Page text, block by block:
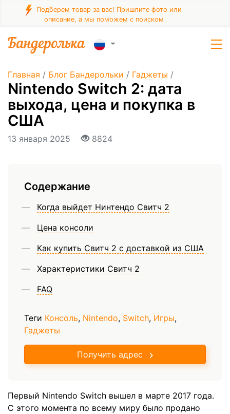
Подберем товар за вас! Пришлите фото или
описание, а мы поможем с поиском
Главная / Блог Бандерольки / Гаджеты /
Nintendo Switch 2: дата
выхода, цена и покупка в
США
13 января 2025 8824
Содержание
Когда выйдет Нинтендо Свитч 2
Цена консоли
Как купить Свитч 2 с доставкой из США
Характеристики Свитч 2
FAQ
Теги Консоль, Nintendo, Switch, Игры,
Гаджеты
Получить адрес
Первый Nintendo Switch вышел в марте 2017 года.
С этого момента по всему миру было продано